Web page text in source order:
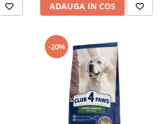
ADAUGA IN COS
-20%